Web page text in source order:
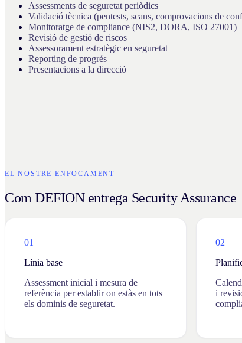
Assessments de seguretat periòdics
Validació tècnica (pentests, scans, comprovacions de
Monitoratge de compliance (NIS2, DORA, ISO 27001)
Revisió de gestió de riscos
Assessorament estratègic en seguretat
Reporting de progrés
Presentacions a la direcció
EL NOSTRE ENFOCAMENT
Com DEFION entrega Security Assurance
01
Línia base
Assessment inicial i mesura de
referència per establir on estàs en tots
els dominis de seguretat.
02
i